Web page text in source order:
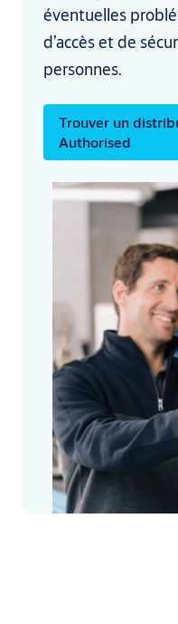
éventuelles
d’accès et de
personnes.
Trouver un
Authorised